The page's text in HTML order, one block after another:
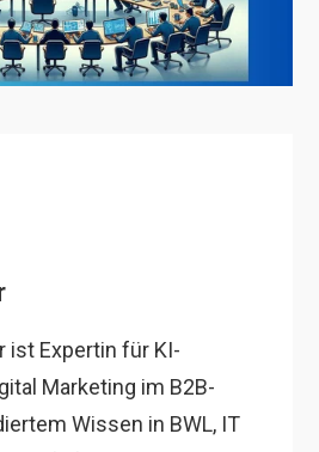
ist Expertin für KI-
Marketing im B2B-
Wissen in BWL, IT